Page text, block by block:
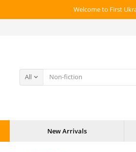
Welcome to First
All
New Arrivals